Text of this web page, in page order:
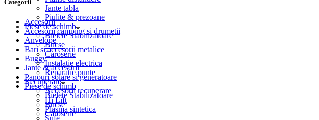
Jante tabla
Piulite & prezoane
Piese de schimb
Bielete Stabilizatoare
Bucse
Caroserie
Instalatie electrica
Reparatie punte
Recuperare
Accesorii recuperare
Hi Lift
Plasma sintetica
Sufe
Categorii
Accesorii
Accesorii camping si drumetii
Anvelope
Bari si accesorii metalice
Buggy
Jante & accesorii
Panouri solare si generatoare
Piese de schimb
Bielete Stabilizatoare
Bucse
Caroserie